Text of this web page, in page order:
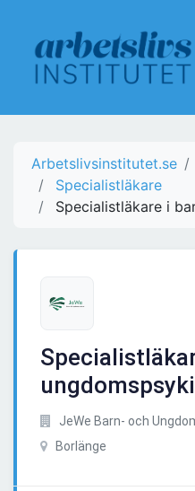
Arbetslivsinstitutet.se
Specialistläkare
Specialistläkare i
JeWe Barn- och
Borlänge